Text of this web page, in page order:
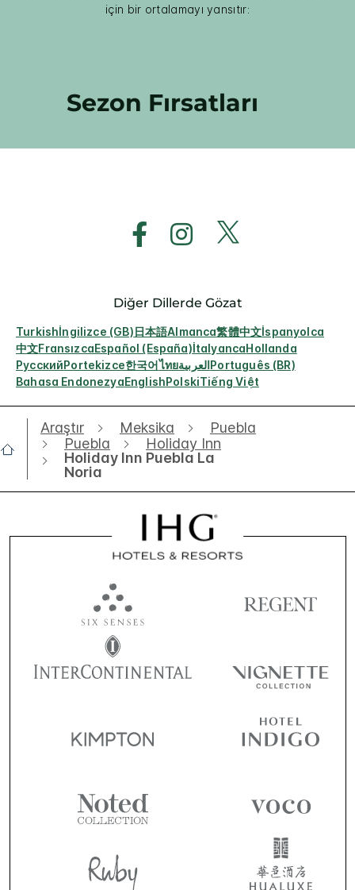
için bir ortalamayı yansıtır:
Sezon Fırsatları
Diğer Dillerde Gözat
Turkishİngilizce (GB)日本語Almanca繁體中文İspanyolca
中文FransızcaEspañol (España)İtalyancaHollanda
РусскийPortekizce한국어ไทยالعربيةPortuguês (BR)
Bahasa EndonezyaEnglishPolskiTiếng Việt
Araştır Meksika
Puebla
Puebla
Holiday Inn
Holiday Inn Puebla La
Noria